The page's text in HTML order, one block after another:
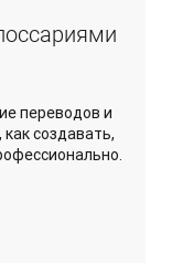
переводов и
создавать,